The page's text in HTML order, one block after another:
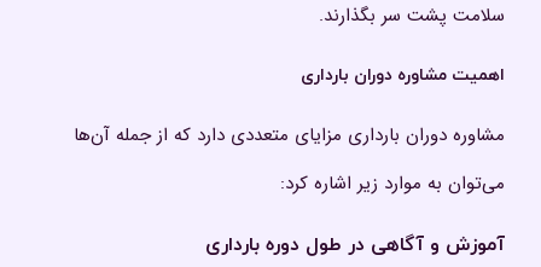
سلامت پشت سر بگذارند.
اهمیت مشاوره دوران بارداری
مشاوره دوران بارداری مزایای متعددی دارد که از جمله آن‌ها
می‌توان به موارد زیر اشاره کرد:
آموزش و آگاهی در طول دوره بارداری